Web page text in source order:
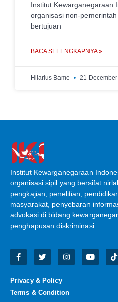
Institut Kewarganegaraan
organisasi non-
bertujuan
BACA SELENGKAPNYA »
Hilarius Bame 21
Institut Kewarganegaraan
organisasi sipil yang bersifat
pengkajian, penelitian,
masyarakat, penyebaran
advokasi di bidang
penghapusan diskriminasi
Privacy & Policy
Terms & Condition